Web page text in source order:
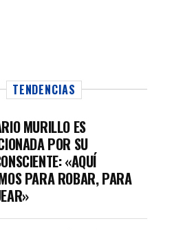
TENDENCIAS
MURILLO ES
POR SU
«AQUÍ
PARA ROBAR, PARA